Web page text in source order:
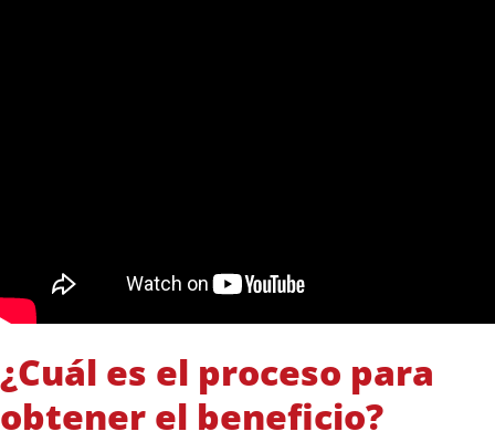
¿Cuál es el proceso para
obtener el beneficio?